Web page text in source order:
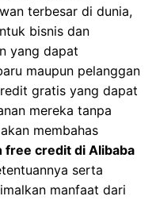
terbesar di dunia,
bisnis dan
yang dapat
maupun pelanggan
gratis yang dapat
mereka tanpa
membahas
free credit di Alibaba
serta
manfaat dari